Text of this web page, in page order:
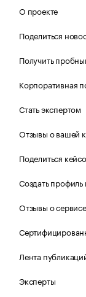
О проекте
Поделиться
Получить
Корпоративная
Стать экспертом
Отзывы о вашей
Поделиться
Создать
Отзывы о сервисе
Лента
Эксперты